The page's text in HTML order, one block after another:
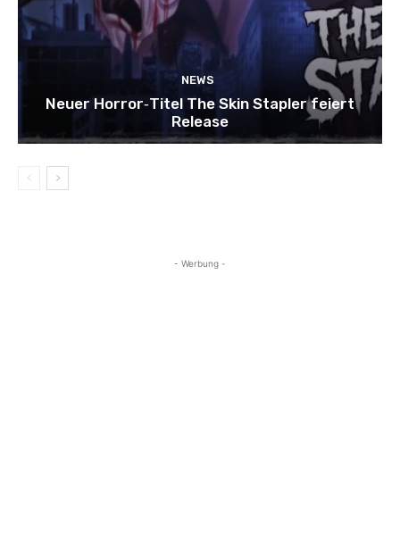
NEWS
Neuer Horror‑Titel The Skin Stapler feiert
Release
- Werbung -